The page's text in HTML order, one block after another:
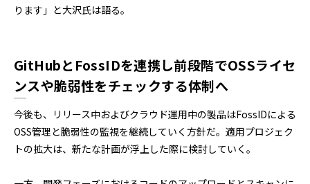
ります」と大沢氏は語る。
GitHubとFossIDを連携し前段階でOSSライセ
ンスや脆弱性をチェックする体制へ
今後も、リリース中およびクラウド運用中の製品はFossIDによる
OSS管理と脆弱性の監視を継続していく方針だ。適用プロジェク
トの拡大は、新たな計画が浮上した際に検討していく。